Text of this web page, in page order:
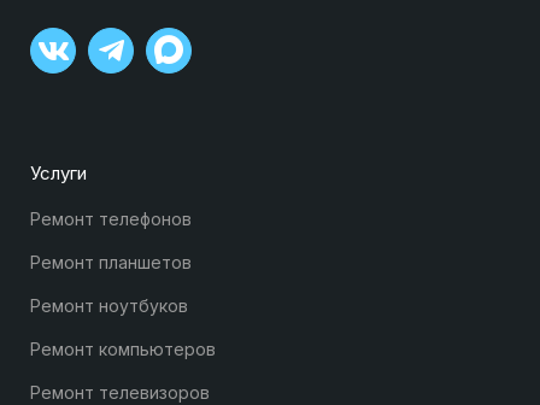
Услуги
Ремонт телефонов
Ремонт планшетов
Ремонт ноутбуков
Ремонт компьютеров
Ремонт телевизоров